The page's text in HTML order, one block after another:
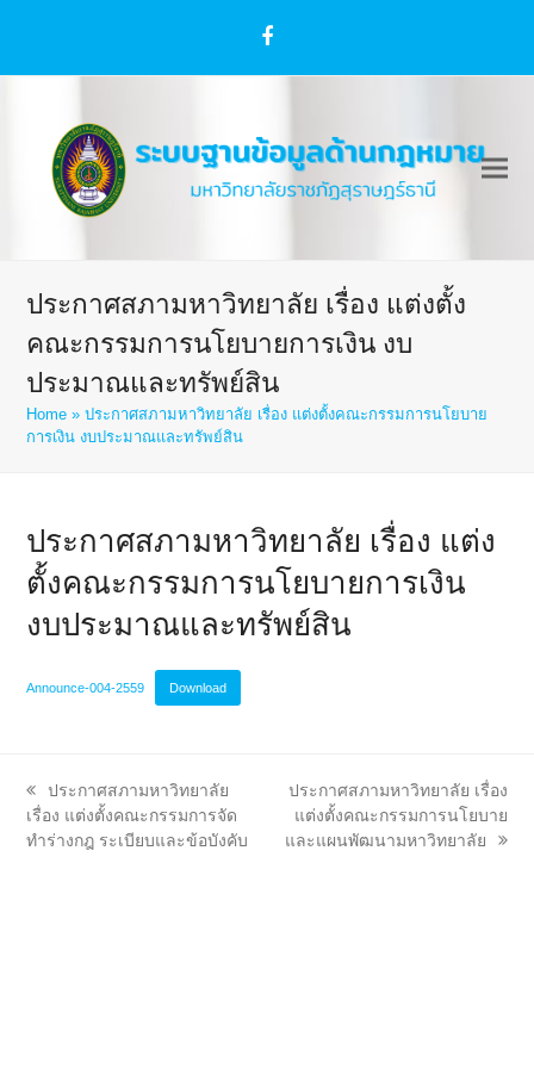
Facebook
ประกาศสภามหาวิทยาลัย เรื่อง แต่งตั้ง
คณะกรรมการนโยบายการเงิน งบ
ประมาณและทรัพย์สิน
Home »ประกาศสภามหาวิทยาลัย เรื่อง แต่งตั้งคณะกรรมการนโยบาย
การเงิน งบประมาณและทรัพย์สิน
ประกาศสภามหาวิทยาลัย เรื่อง แต่ง
ตั้งคณะกรรมการนโยบายการเงิน
งบประมาณและทรัพย์สิน
Announce-004-2559 Download
previous
post:
ประกาศสภามหาวิทยาลัย
เรื่อง แต่งตั้งคณะกรรมการจัด
ทำร่างกฎ ระเบียบและข้อบังคับ
next
post:
ประกาศสภามหาวิทยาลัย เรื่อง
แต่งตั้งคณะกรรมการนโยบาย
และแผนพัฒนามหาวิทยาลัย